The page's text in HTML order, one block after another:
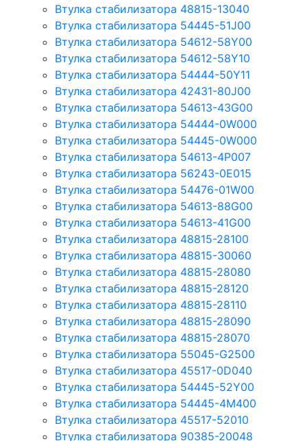
Втулка стабилизатора 48815-13040
Втулка стабилизатора 54445-51J00
Втулка стабилизатора 54612-58Y00
Втулка стабилизатора 54612-58Y10
Втулка стабилизатора 54444-50Y11
Втулка стабилизатора 42431-80J00
Втулка стабилизатора 54613-43G00
Втулка стабилизатора 54444-0W000
Втулка стабилизатора 54445-0W000
Втулка стабилизатора 54613-4P007
Втулка стабилизатора 56243-0E015
Втулка стабилизатора 54476-01W00
Втулка стабилизатора 54613-88G00
Втулка стабилизатора 54613-41G00
Втулка стабилизатора 48815-28100
Втулка стабилизатора 48815-30060
Втулка стабилизатора 48815-28080
Втулка стабилизатора 48815-28120
Втулка стабилизатора 48815-28110
Втулка стабилизатора 48815-28090
Втулка стабилизатора 48815-28070
Втулка стабилизатора 55045-G2500
Втулка стабилизатора 45517-0D040
Втулка стабилизатора 54445-52Y00
Втулка стабилизатора 54445-4M400
Втулка стабилизатора 45517-52010
Втулка стабилизатора 90385-20048